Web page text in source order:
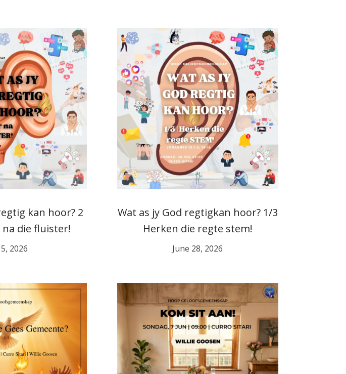
kan hoor? 2
die fluister!
2026
Wat as jy God regtigkan hoor? 1/3
Herken die regte stem!
June 28, 2026